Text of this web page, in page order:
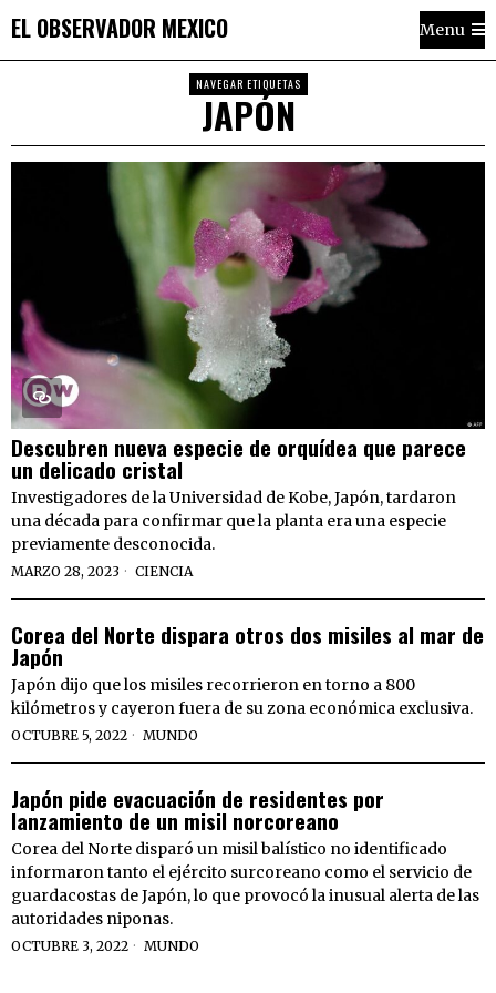
EL OBSERVADOR MEXICO Menu
NAVEGAR ETIQUETAS
JAPÓN
Descubren nueva especie de orquídea que parece
un delicado cristal
Investigadores de la Universidad de Kobe, Japón, tardaron
una década para confirmar que la planta era una especie
previamente desconocida.
MARZO 28, 2023 CIENCIA
Corea del Norte dispara otros dos misiles al mar de
Japón
Japón dijo que los misiles recorrieron en torno a 800
kilómetros y cayeron fuera de su zona económica exclusiva.
OCTUBRE 5, 2022 MUNDO
Japón pide evacuación de residentes por
lanzamiento de un misil norcoreano
Corea del Norte disparó un misil balístico no identificado
informaron tanto el ejército surcoreano como el servicio de
guardacostas de Japón, lo que provocó la inusual alerta de las
autoridades niponas.
OCTUBRE 3, 2022 MUNDO